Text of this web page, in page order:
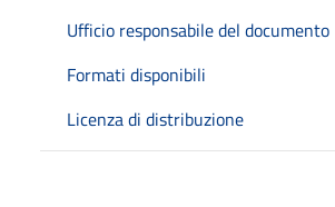
Ufficio responsabile del documento
Formati disponibili
Licenza di distribuzione